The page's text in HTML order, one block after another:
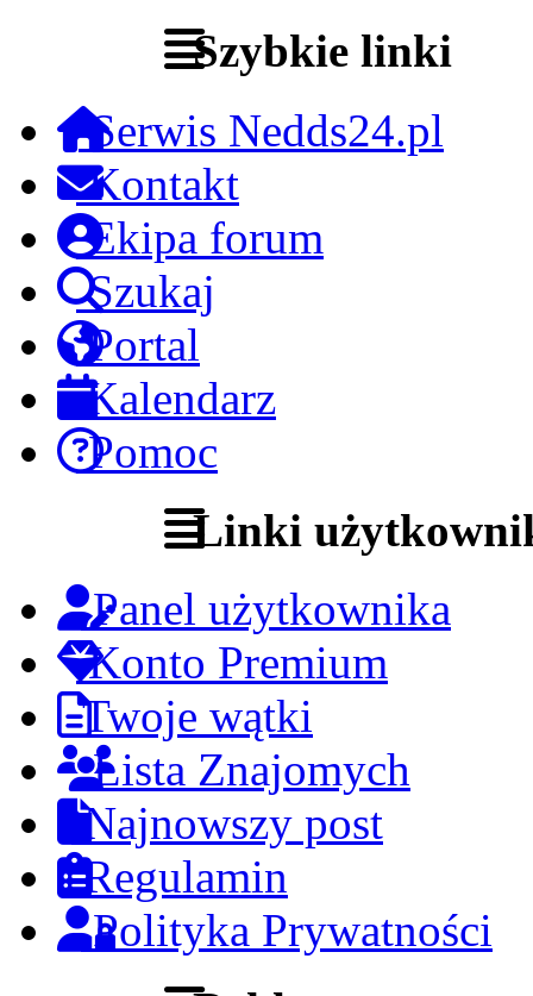
Szybkie linki
Serwis Nedds24.pl
Kontakt
Ekipa forum
Szukaj
Portal
Kalendarz
Pomoc
Linki
Panel użytkownika
Konto Premium
Twoje wątki
Lista Znajomych
Najnowszy post
Regulamin
Polityka Prywatności